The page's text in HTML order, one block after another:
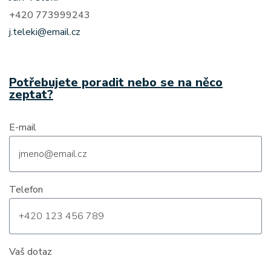
+420 773999243
j.teleki@email.cz
Potřebujete poradit nebo se na něco
zeptat?
E-mail
Telefon
Vaš dotaz